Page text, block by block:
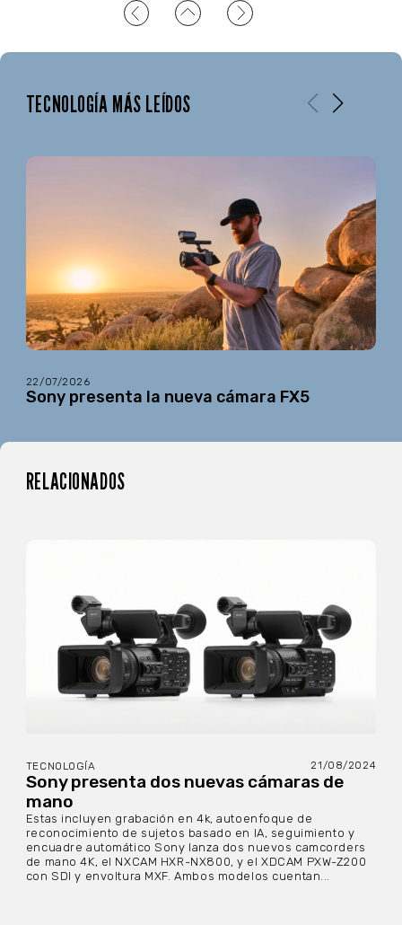
TECNOLOGÍA MÁS LEÍDOS
22/07/2026
Sony presenta la nueva cámara FX5
RELACIONADOS
TECNOLOGÍA 21/08/2024
Sony presenta dos nuevas cámaras de
mano
Estas incluyen grabación en 4k, autoenfoque de
reconocimiento de sujetos basado en IA, seguimiento y
encuadre automático Sony lanza dos nuevos camcorders
de mano 4K, el NXCAM HXR-NX800, y el XDCAM PXW-Z200
con SDI y envoltura MXF. Ambos modelos cuentan...